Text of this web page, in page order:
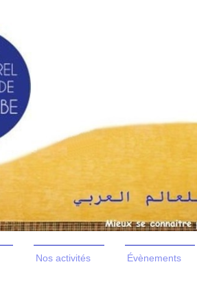
Nos activités É​vènements